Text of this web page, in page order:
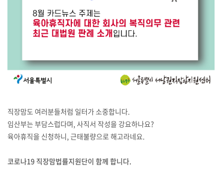
직장맘도 여러분들처럼 일터가 소중합니다.
임산부는 부담스럽다며, 사직서 작성을 강요하나요?
육아휴직을 신청하니, 근태불량으로 해고라네요.
코로나19 직장맘법률지원단이 함께 합니다.